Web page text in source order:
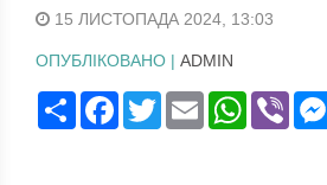
15 ЛИСТОПАДА 2024, 13:03
ОПУБЛІКОВАНО | ADMIN
ПоширитиFacebook
TwitterEmail WhatsApp
Viber